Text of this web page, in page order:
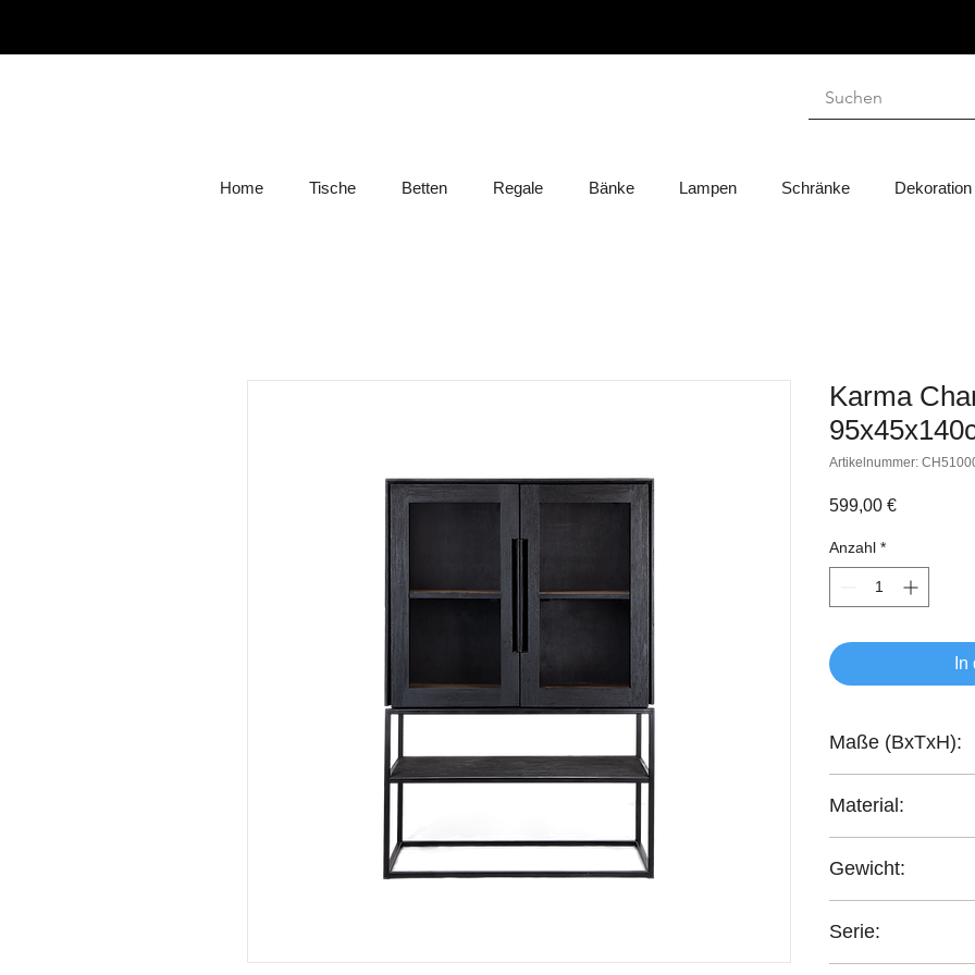
Home Tische Betten Regale Bänke Lampen Schränke Dekoration
Karma
Artikelnummer:
599,00 €Preis
Anzahl *
Maße (BxTxH):
Material:
Gewicht:
Serie: